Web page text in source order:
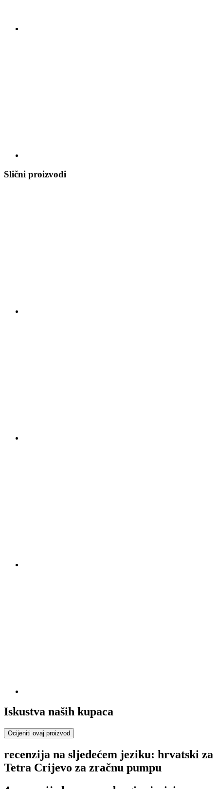
Slični proizvodi
Iskustva naših kupaca
Ocijeniti ovaj proizvod
recenzija na sljedećem jeziku: hrvatski za
Tetra Crijevo za zračnu pumpu